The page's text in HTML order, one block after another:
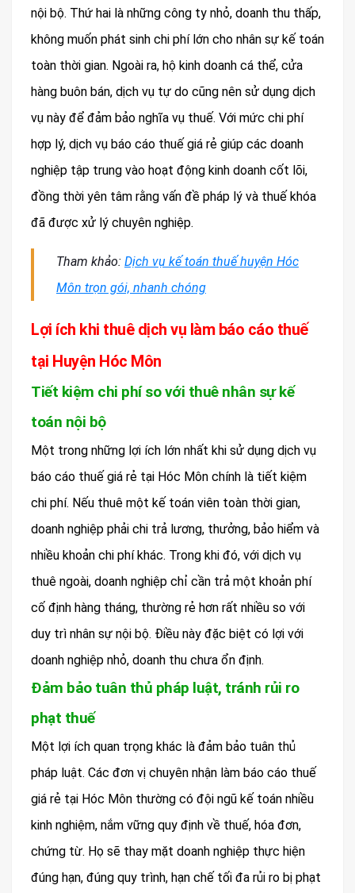
nội bộ. Thứ hai là những công ty nhỏ, doanh thu thấp,
không muốn phát sinh chi phí lớn cho nhân sự kế toán
toàn thời gian. Ngoài ra, hộ kinh doanh cá thể, cửa
hàng buôn bán, dịch vụ tự do cũng nên sử dụng dịch
vụ này để đảm bảo nghĩa vụ thuế. Với mức chi phí
hợp lý, dịch vụ báo cáo thuế giá rẻ giúp các doanh
nghiệp tập trung vào hoạt động kinh doanh cốt lõi,
đồng thời yên tâm rằng vấn đề pháp lý và thuế khóa
đã được xử lý chuyên nghiệp.
Tham khảo: Dịch vụ kế toán thuế huyện Hóc
Môn trọn gói, nhanh chóng
Lợi ích khi thuê dịch vụ làm báo cáo thuế
tại Huyện Hóc Môn
Tiết kiệm chi phí so với thuê nhân sự kế
toán nội bộ
Một trong những lợi ích lớn nhất khi sử dụng dịch vụ
báo cáo thuế giá rẻ tại Hóc Môn chính là tiết kiệm
chi phí. Nếu thuê một kế toán viên toàn thời gian,
doanh nghiệp phải chi trả lương, thưởng, bảo hiểm và
nhiều khoản chi phí khác. Trong khi đó, với dịch vụ
thuê ngoài, doanh nghiệp chỉ cần trả một khoản phí
cố định hàng tháng, thường rẻ hơn rất nhiều so với
duy trì nhân sự nội bộ. Điều này đặc biệt có lợi với
doanh nghiệp nhỏ, doanh thu chưa ổn định.
Đảm bảo tuân thủ pháp luật, tránh rủi ro
phạt thuế
Một lợi ích quan trọng khác là đảm bảo tuân thủ
pháp luật. Các đơn vị chuyên nhận làm báo cáo thuế
giá rẻ tại Hóc Môn thường có đội ngũ kế toán nhiều
kinh nghiệm, nắm vững quy định về thuế, hóa đơn,
chứng từ. Họ sẽ thay mặt doanh nghiệp thực hiện
đúng hạn, đúng quy trình, hạn chế tối đa rủi ro bị phạt